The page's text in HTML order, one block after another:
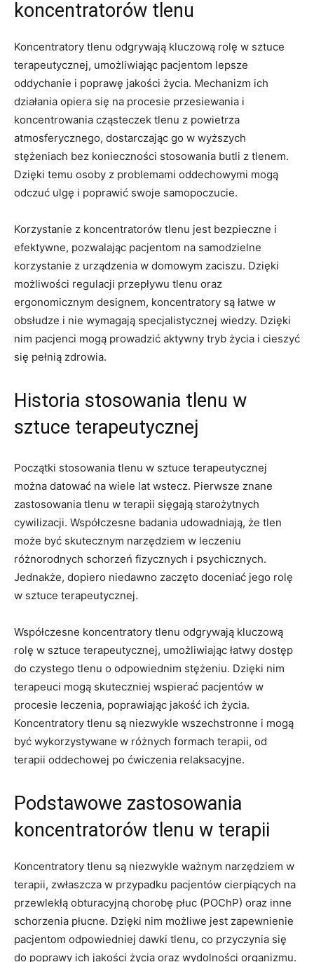
koncentratorów tlenu
Koncentratory tlenu odgrywają kluczową rolę w sztuce
terapeutycznej,⁤ umożliwiając pacjentom lepsze
oddychanie i poprawę‌ jakości życia. Mechanizm ich⁣
działania opiera się na procesie ⁢przesiewania i
koncentrowania⁤ cząsteczek tlenu z​ powietrza
atmosferycznego,⁤ dostarczając go w wyższych
stężeniach bez konieczności stosowania butli z tlenem.
Dzięki temu osoby z problemami oddechowymi mogą
odczuć ulgę i poprawić swoje samopoczucie.
Korzystanie z‍ koncentratorów tlenu jest ⁣bezpieczne i
efektywne, pozwalając pacjentom na⁤ samodzielne⁢
korzystanie⁣ z ‌urządzenia w domowym zaciszu. Dzięki
możliwości regulacji przepływu tlenu oraz
ergonomicznym designem, koncentratory ⁢są łatwe w
obsłudze i nie wymagają⁢ specjalistycznej wiedzy. Dzięki
nim ⁣pacjenci mogą prowadzić aktywny tryb ⁢życia i cieszyć
się pełnią ⁣zdrowia.
Historia stosowania tlenu w
sztuce‌ terapeutycznej
Początki ⁢stosowania tlenu w sztuce terapeutycznej
można datować na wiele‌ lat wstecz. Pierwsze znane
zastosowania tlenu w terapii sięgają starożytnych
cywilizacji. Współczesne badania udowadniają, że⁤ tlen
może ‌być skutecznym narzędziem w leczeniu​
różnorodnych schorzeń fizycznych​ i psychicznych.
Jednakże, dopiero ‌niedawno zaczęto ⁣doceniać jego rolę
w sztuce terapeutycznej.
Współczesne koncentratory tlenu odgrywają kluczową ​
rolę w sztuce​ terapeutycznej, umożliwiając łatwy dostęp
do czystego⁢ tlenu o odpowiednim⁣ stężeniu. Dzięki ​nim
terapeuci mogą skuteczniej wspierać pacjentów w
procesie leczenia, poprawiając jakość ich życia.
Koncentratory tlenu są niezwykle wszechstronne i mogą
być wykorzystywane w różnych formach terapii, od
terapii⁢ oddechowej po ćwiczenia relaksacyjne.
Podstawowe zastosowania
koncentratorów tlenu w‍ terapii
Koncentratory tlenu są niezwykle ważnym narzędziem w​
terapii, zwłaszcza w przypadku pacjentów ​cierpiących na
przewlekłą obturacyjną⁢ chorobę płuc (POChP) oraz inne
schorzenia płucne. Dzięki nim ‌możliwe ⁤jest⁣ zapewnienie
pacjentom ⁤odpowiedniej dawki tlenu, co przyczynia się
do⁤ poprawy ich jakości ⁣życia oraz wydolności organizmu.